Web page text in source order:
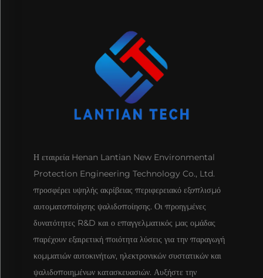
Η εταιρεία Henan Lantian New Environmental
Protection Engineering Technology Co., Ltd.
προσφέρει υψηλής ακρίβειας περιφερειακό εξοπλισμό
αυτοματοποίησης ψαλιδοποίησης. Οι προηγμένες
δυνατότητες R&D και ο επαγγελματικός μας ομάδας
παρέχουν εξαιρετική ποιότητα λύσεις για την παραγωγή
κομματιών αυτοκινήτων, ηλεκτρονικών συστατικών και
ψαλιδοποιημένων κατασκευασιών. Αυξήστε την